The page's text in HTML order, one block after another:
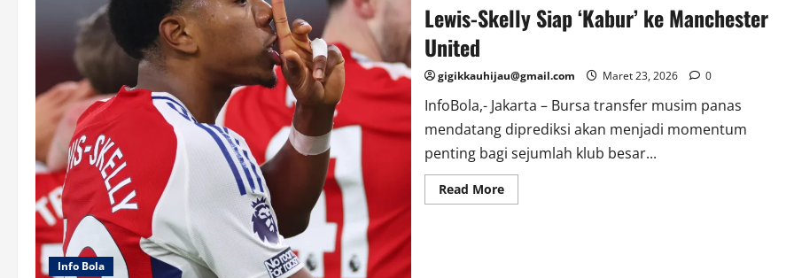
Info Bola
Lewis-Skelly Siap ‘Kabur’ ke Manchester
United
gigikkauhijau@gmail.com Maret 23, 2026 0
InfoBola,- Jakarta – Bursa transfer musim panas
mendatang diprediksi akan menjadi momentum
penting bagi sejumlah klub besar...
Read MoreRead
more